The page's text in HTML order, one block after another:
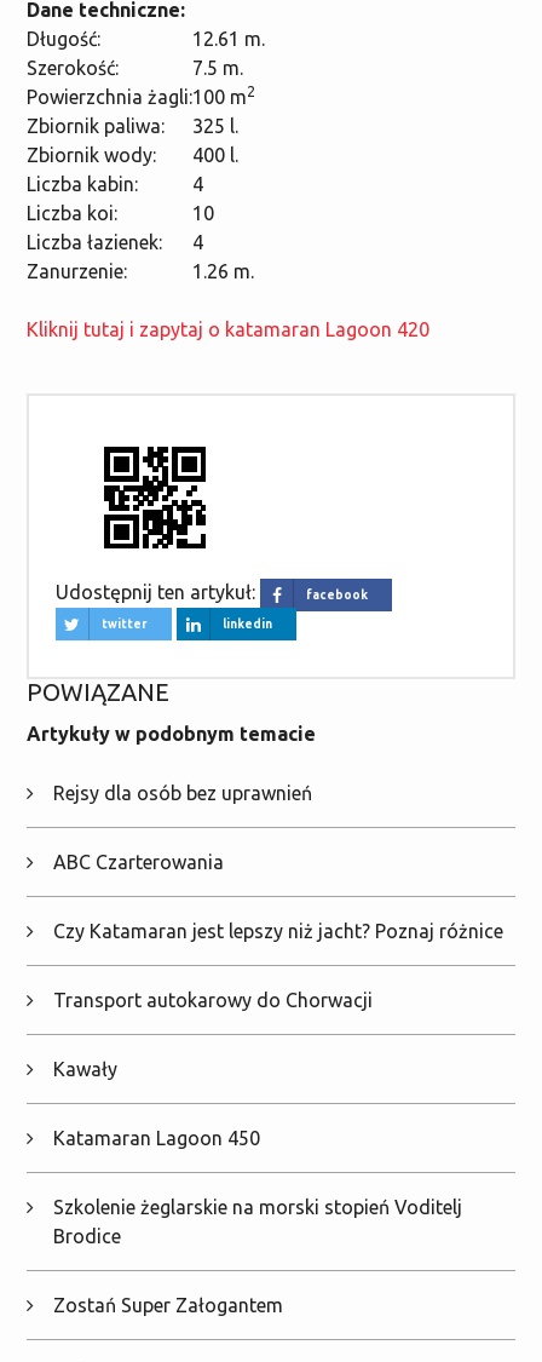
Dane techniczne:
Długość:
12.61 m.
Szerokość:
7.5 m.
Powierzchnia żagli:100 m2
Zbiornik paliwa:
325 l.
Zbiornik wody:
400 l.
Liczba kabin:
4
Liczba koi:
10
Liczba łazienek:
4
Zanurzenie:
1.26 m.
Kliknij tutaj i zapytaj o katamaran Lagoon 420
Udostępnij ten artykuł: facebook
twitter linkedin
POWIĄZANE
Artykuły w podobnym temacie
Rejsy dla osób bez uprawnień
ABC Czarterowania
Czy Katamaran jest lepszy niż jacht? Poznaj różnice
Transport autokarowy do Chorwacji
Kawały
Katamaran Lagoon 450
Szkolenie żeglarskie na morski stopień Voditelj
Brodice
Zostań Super Załogantem